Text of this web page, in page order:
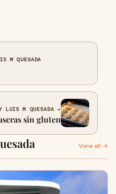
M QUESADA
LUIS M QUESADA →
sin gluten
View all →